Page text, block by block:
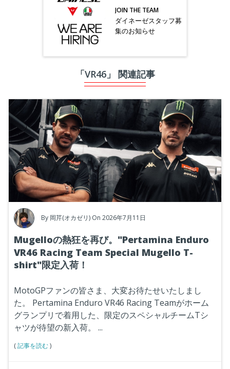
JOIN THE TEAM
ダイネーゼスタッフ募
集のお知らせ
「VR46」 関連記事
By 岡芹(オカゼリ) On 2026年7月11日
Mugelloの熱狂を再び。"Pertamina Enduro
VR46 Racing Team Special Mugello T-
shirt"限定入荷！
MotoGPファンの皆さま、大変お待たせいたしまし
た。
Pertamina Enduro VR46 Racing Teamがホーム
グランプリで着用した、限定のスペシャルチームTシ
ャツが待望の新入荷。
...
(記事を読む)